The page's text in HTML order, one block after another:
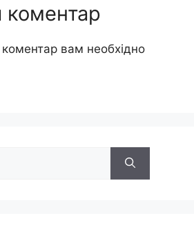
вам необхідно